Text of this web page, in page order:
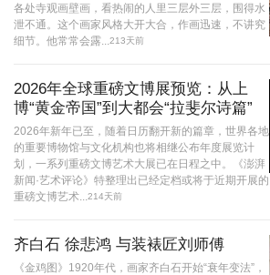
各处寺观画壁画，看热闹的人里三层外三层，围得水
泄不通。这个画家风格大开大合，作画迅速，不讲究
细节。他常常会露...
213天前
2026年全球重磅文博展预览：从上
博“黄金帝国”到大都会“拉斐尔诗篇”
2026年新年已至，随着日历翻开新的篇章，世界各地
的重要博物馆与文化机构也将相继公布年度展览计
划，一系列重磅文博艺术大展已在日程之中。《澎湃
新闻·艺术评论》特整理出已经定档或将于近期开展的
重磅文博艺术...
214天前
齐白石 徐悲鸿 与装裱匠刘师傅
《金鸡图》1920年代，画家齐白石开始“衰年变法”，